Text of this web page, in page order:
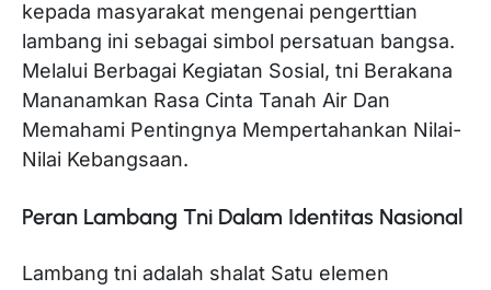
kepada masyarakat mengenai pengerttian
lambang ini sebagai simbol persatuan bangsa.
Melalui Berbagai Kegiatan Sosial, tni Berakana
Mananamkan Rasa Cinta Tanah Air Dan
Memahami Pentingnya Mempertahankan Nilai-
Nilai Kebangsaan.
Peran Lambang Tni Dalam Identitas Nasional
Lambang tni adalah shalat Satu elemen